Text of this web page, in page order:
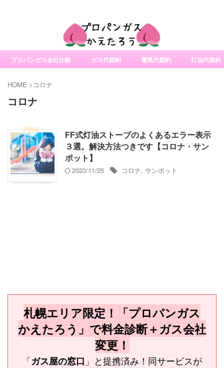
プロパンガス会社比較 ガス代節約 電気代節約 灯油代節約
HOME > コロナ
コロナ
FF式灯油ストーブのよくあるエラー表示
３選。解決方法つきです【コロナ・サン
ポット】
2023/11/25 コロナ, サンポット
札幌エリア限定！「プロパンガス
かえたろう」で料金診断＋ガス会社
変更！
「ガス屋の窓口 」と提携済み！同サービスが